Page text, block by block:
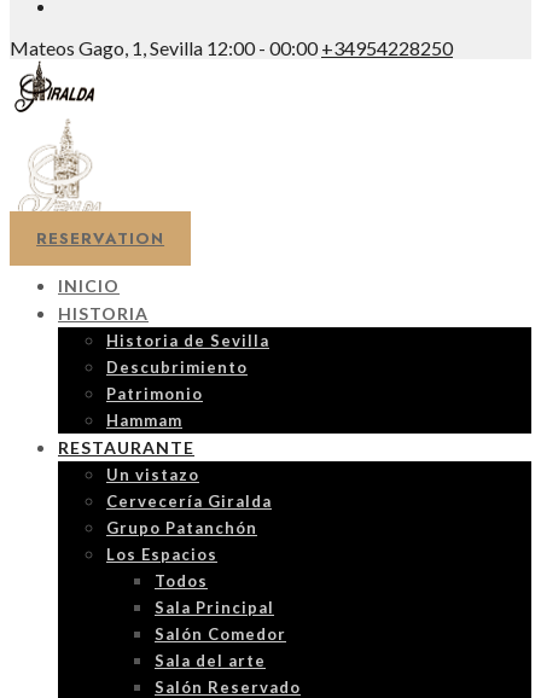
Mateos Gago, 1, Sevilla 12:00 - 00:00+34954228250
RESERVATION
INICIO
HISTORIA
Historia de Sevilla
Descubrimiento
Patrimonio
Hammam
RESTAURANTE
Un vistazo
Cervecería Giralda
Grupo Patanchón
Los Espacios
Todos
Sala Principal
Salón Comedor
Sala del arte
Salón Reservado